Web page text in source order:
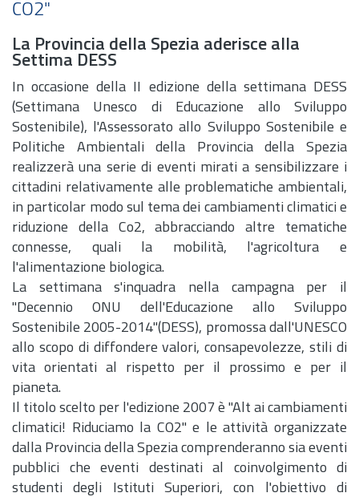
CO2"
La Provincia della Spezia aderisce alla
Settima DESS
In occasione della II edizione della settimana DESS
(Settimana Unesco di Educazione allo Sviluppo
Sostenibile), l'Assessorato allo Sviluppo Sostenibile e
Politiche Ambientali della Provincia della Spezia
realizzerà una serie di eventi mirati a sensibilizzare i
cittadini relativamente alle problematiche ambientali,
in particolar modo sul tema dei cambiamenti climatici e
riduzione della Co2, abbracciando altre tematiche
connesse, quali la mobilità, l'agricoltura e
l'alimentazione biologica.
La settimana s'inquadra nella campagna per il
"Decennio ONU dell'Educazione allo Sviluppo
Sostenibile 2005-2014"(DESS), promossa dall'UNESCO
allo scopo di diffondere valori, consapevolezze, stili di
vita orientati al rispetto per il prossimo e per il
pianeta.
Il titolo scelto per l'edizione 2007 è "Alt ai cambiamenti
climatici! Riduciamo la CO2" e le attività organizzate
dalla Provincia della Spezia comprenderanno sia eventi
pubblici che eventi destinati al coinvolgimento di
studenti degli Istituti Superiori, con l'obiettivo di